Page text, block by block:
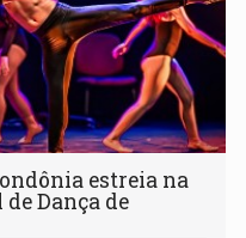
estreia na
Dança de